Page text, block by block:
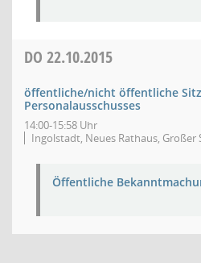
DO 22.10.2015
öffentliche/nicht öffentliche
Personalausschusses
14:00-15:58 Uhr
Ingolstadt, Neues Rathaus, Großer
Öffentliche